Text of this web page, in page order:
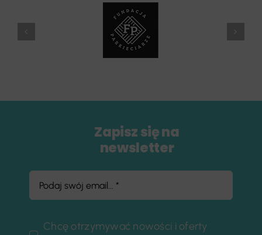
Zapisz się na
newsletter
Chcę otrzymywać nowości i oferty